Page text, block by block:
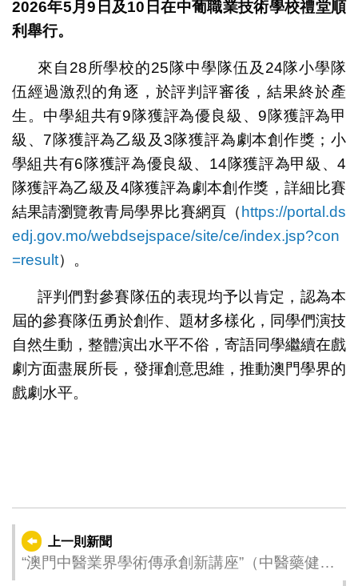
2026年5月9 日及10 日在中葡職業技術學校禮堂順
利舉行。
來自28所學校的25隊中學隊伍及24隊小學隊
伍經過激烈的角逐，於評判評審後，結果終於產
生。中學組共有9隊獲評為優良級、9隊獲評為甲
級、7隊獲評為乙級及3隊獲評為劇本創作獎；小
學組共有6隊獲評為優良級、14隊獲評為甲級、4
隊獲評為乙級及4隊獲評為劇本創作獎，詳細比賽
結果請瀏覽教青局學界比賽網頁（ https://portal.ds
edj.gov.mo/webdsejspace/site/ce/index.jsp?con
=result）。
評判們對參賽隊伍的表現均予以肯定，認為本
屆的參賽隊伍勇於創作、題材多樣化，同學們演技
自然生動，整體演出水平不俗，寄語同學繼續在戲
劇方面盡展所長，發揮創意思維，推動澳門學界的
戲劇水平。
上一則新聞
“澳門中醫業界學術傳承創新講座”（中醫藥健康